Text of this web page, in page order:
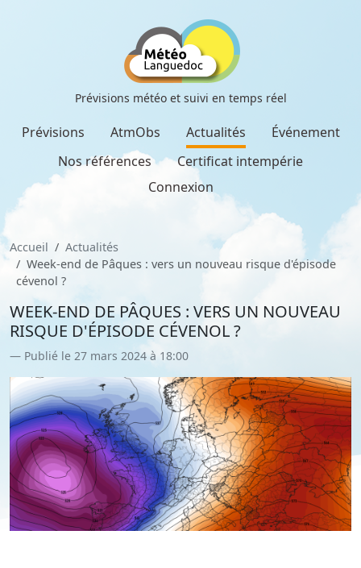
Prévisions météo et suivi en temps réel
Prévisions AtmObs Actualités
Événement
Nos références
Certificat intempérie
Connexion
Accueil
Actualités
Week-end de Pâques : vers un nouveau risque d'épisode
cévenol ?
WEEK-END DE PÂQUES : VERS UN NOUVEAU
RISQUE D'ÉPISODE CÉVENOL ?
Publié le 27 mars 2024 à 18:00